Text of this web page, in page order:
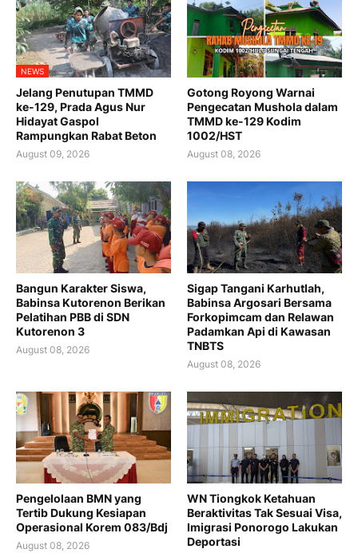
NEWS
Jelang Penutupan TMMD
ke-129, Prada Agus Nur
Hidayat Gaspol
Rampungkan Rabat Beton
August 09, 2026
Gotong Royong Warnai
Pengecatan Mushola dalam
TMMD ke-129 Kodim
1002/HST
August 08, 2026
Bangun Karakter Siswa,
Babinsa Kutorenon Berikan
Pelatihan PBB di SDN
Kutorenon 3
August 08, 2026
Sigap Tangani Karhutlah,
Babinsa Argosari Bersama
Forkopimcam dan Relawan
Padamkan Api di Kawasan
TNBTS
August 08, 2026
Pengelolaan BMN yang
Tertib Dukung Kesiapan
Operasional Korem 083/Bdj
August 08, 2026
WN Tiongkok Ketahuan
Beraktivitas Tak Sesuai Visa,
Imigrasi Ponorogo Lakukan
Deportasi